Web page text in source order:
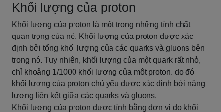
Khối lượng của proton
Khối lượng của proton là một trong những tính chất
quan trọng của nó. Khối lượng của proton được xác
định bởi tổng khối lượng của các quarks và gluons bên
trong nó. Tuy nhiên, khối lượng của một quark rất nhỏ,
chỉ khoảng 1/1000 khối lượng của một proton, do đó
khối lượng của proton chủ yếu được xác định bởi năng
lượng liên kết giữa các quarks và gluons.
Khối lượng của proton được tính bằng đơn vị đo khối